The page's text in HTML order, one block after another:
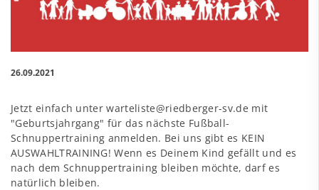
26.09.2021
Jetzt einfach unterwarteliste@riedberger-sv.de mit
"Geburtsjahrgang" für das nächste Fußball-
Schnuppertraining anmelden. Bei uns gibt es KEIN
AUSWAHLTRAINING! Wenn es Deinem Kind gefällt und es
nach dem Schnuppertraining bleiben möchte, darf es
natürlich bleiben.